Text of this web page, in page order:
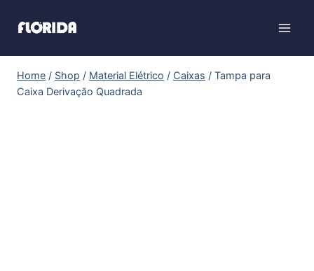
Home / Shop / Material Elétrico / Caixas / Tampa para
Caixa Derivaçăo Quadrada